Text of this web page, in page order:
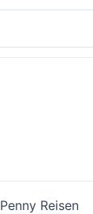
Penny Reisen